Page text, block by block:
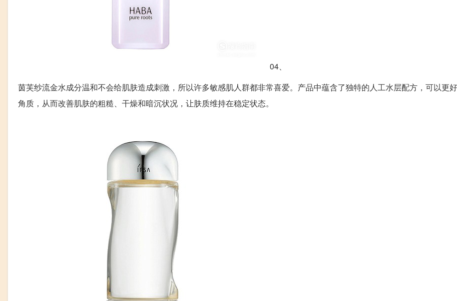
04、
茵芙纱流金水成分温和不会给肌肤造成刺激，所以许多敏感肌人群都非常喜爱。产品中蕴含了独特的人工水层配方，可以更
角质，从而改善肌肤的粗糙、干燥和暗沉状况，让肤质维持在稳定状态。